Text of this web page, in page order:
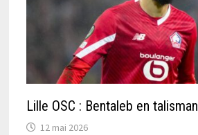
Lille OSC : Bentaleb en talisman
12 mai 2026